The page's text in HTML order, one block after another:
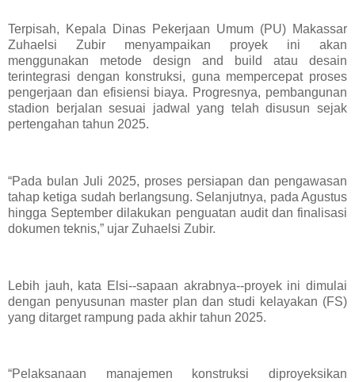
Terpisah, Kepala Dinas Pekerjaan Umum (PU) Makassar
Zuhaelsi Zubir menyampaikan proyek ini akan
menggunakan metode design and build atau desain
terintegrasi dengan konstruksi, guna mempercepat proses
pengerjaan dan efisiensi biaya. Progresnya, pembangunan
stadion berjalan sesuai jadwal yang telah disusun sejak
pertengahan tahun 2025.
“Pada bulan Juli 2025, proses persiapan dan pengawasan
tahap ketiga sudah berlangsung. Selanjutnya, pada Agustus
hingga September dilakukan penguatan audit dan finalisasi
dokumen teknis,” ujar Zuhaelsi Zubir.
Lebih jauh, kata Elsi--sapaan akrabnya--proyek ini dimulai
dengan penyusunan master plan dan studi kelayakan (FS)
yang ditarget rampung pada akhir tahun 2025.
“Pelaksanaan manajemen konstruksi diproyeksikan